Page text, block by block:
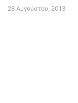
28 Αυγούστου, 2013